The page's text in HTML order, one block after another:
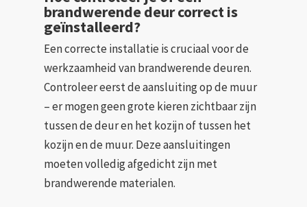
brandwerende deur correct is
geïnstalleerd?
Een correcte installatie is cruciaal voor de
werkzaamheid van brandwerende deuren.
Controleer eerst de aansluiting op de muur
– er mogen geen grote kieren zichtbaar zijn
tussen de deur en het kozijn of tussen het
kozijn en de muur. Deze aansluitingen
moeten volledig afgedicht zijn met
brandwerende materialen.